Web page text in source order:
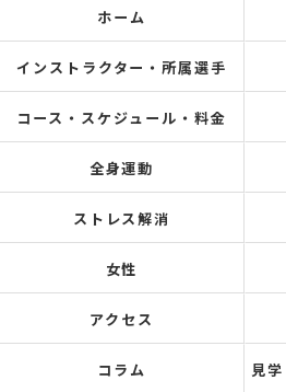
ホーム
インストラクター・所属選手
コース・スケジュール・料金
全身運動
ストレス解消
女性
アクセス
コラム